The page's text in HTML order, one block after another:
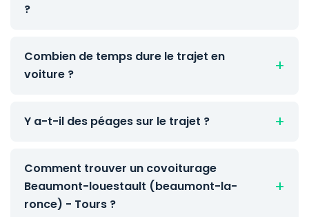
?
Combien de temps dure le trajet en
voiture ?
Y a-t-il des péages sur le trajet ?
Comment trouver un covoiturage
Beaumont-louestault (beaumont-la-
ronce) - Tours ?